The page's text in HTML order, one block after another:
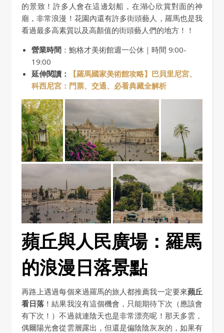
的景致！許多人會在這邊划船，在湖心欣賞對面的神
廟，非常浪漫！花園內還有許多街頭藝人，羅馬也是我
看過最多高素質以及高顏值的街頭藝人們的地方！！
營業時間 ：鮑格才美術館週一公休｜時間 9:00-
19:00
延伸閱讀：
【羅馬國家美術館攻略】巴貝里尼宮、
科西尼宮：門票、交通、必看典藏全解析
蘋丘與人民廣場：羅馬
的浪漫日落景點
再路上遇過每個來過羅馬的旅人都推薦我一定要來蘋丘
看日落 ！結果我沒有這個機會，只能期待下次（應該會
有下次！）不過就連陰天也是非常漂亮呢！那天多雲，
偶爾陽光會從雲層露出，但還是偏陰陰灰灰的，如果有